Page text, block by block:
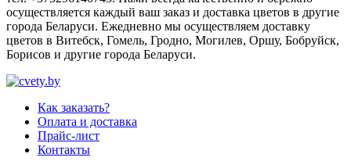
осуществляется каждый ваш заказ и доставка цветов в другие
города Беларуси. Ежедневно мы осуществляем доставку
цветов в Витебск, Гомель, Гродно, Могилев, Оршу, Бобруйск,
Борисов и другие города Беларуси.
Как заказать?
Оплата и доставка
Прайс-лист
Контакты